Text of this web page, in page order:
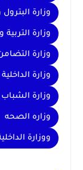
وزارة
وزارة
وزارة
وزارة
وزارة
وزاره الصحه
ووزارة